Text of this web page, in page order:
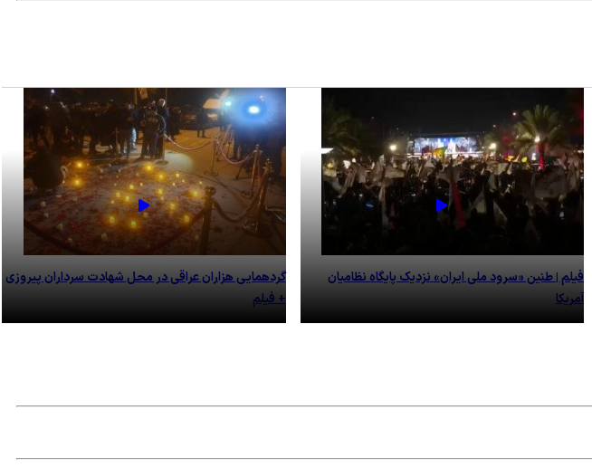
فیلم | طنین «سرود ملی ایران» نزدیک پایگاه نظامیان
آمریکا
گردهمایی هزاران عراقی در محل شهادت سرداران پیروزی
+ فیلم